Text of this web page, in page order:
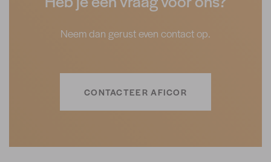
Neem dan gerust even contact op.
CONTACTEER AFICOR